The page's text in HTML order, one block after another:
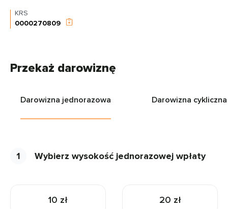
KRS
0000270809
Przekaż darowiznę
Darowizna jednorazowa Darowizna cykliczna
1 Wybierz wysokość jednorazowej wpłaty
10 zł 20 zł